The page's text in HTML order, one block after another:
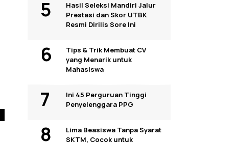
Hasil Seleksi Mandiri Jalur
Prestasi dan Skor UTBK
Resmi Dirilis Sore Ini
Tips & Trik Membuat CV
yang Menarik untuk
Mahasiswa
Ini 45 Perguruan Tinggi
Penyelenggara PPG
Lima Beasiswa Tanpa Syarat
SKTM, Cocok untuk